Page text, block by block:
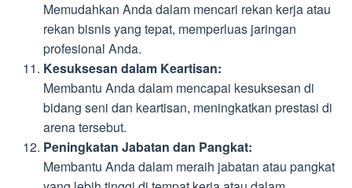
Memudahkan Anda dalam mencari rekan kerja atau
rekan bisnis yang tepat, memperluas jaringan
profesional Anda.
Kesuksesan dalam Keartisan:
Membantu Anda dalam mencapai kesuksesan di
bidang seni dan keartisan, meningkatkan prestasi di
arena tersebut.
Peningkatan Jabatan dan Pangkat:
Membantu Anda dalam meraih jabatan atau pangkat